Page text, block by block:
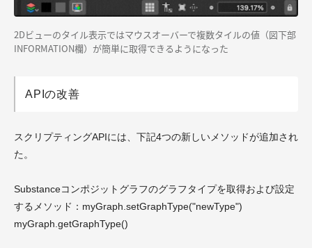
2Dビューのタイル表示ではマウスオーバーで複数タイルの値（図下部
INFORMATION欄）が簡単に取得できるようになった
APIの改善
スクリプティングAPIには、下記4つの新しいメソッドが追加され
た。
Substanceコンポジットグラフのグラフタイプを取得および設定
するメソッド：myGraph.setGraphType("newType")
myGraph.getGraphType()